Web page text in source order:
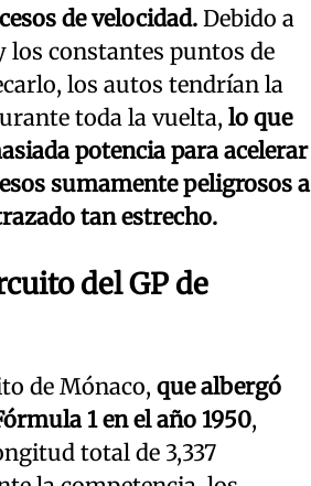
de velocidad. Debido a
los constantes puntos de
los autos tendrían la
toda la vuelta, lo que
potencia para acelerar
sumamente peligrosos a
tan estrecho.
del GP de
de Mónaco, que albergó
1 en el año 1950,
total de 3,337